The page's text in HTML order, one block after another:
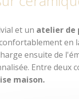
et aires pour
Loisirs
Aires de
Pêche
Que faire
et un atelier de
ensuite de
Entre deux
maison.